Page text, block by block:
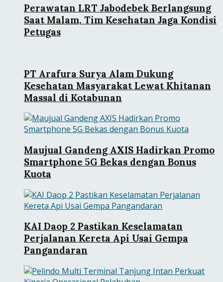
Perawatan LRT Jabodebek Berlangsung
Saat Malam, Tim Kesehatan Jaga Kondisi
Petugas
PT Arafura Surya Alam Dukung
Kesehatan Masyarakat Lewat Khitanan
Massal di Kotabunan
Maujual Gandeng AXIS Hadirkan Promo
Smartphone 5G Bekas dengan Bonus
Kuota
KAI Daop 2 Pastikan Keselamatan
Perjalanan Kereta Api Usai Gempa
Pangandaran